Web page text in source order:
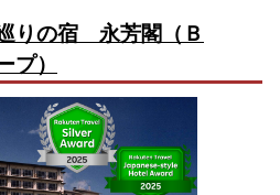
りの宿 永芳閣（Ｂ
プ）